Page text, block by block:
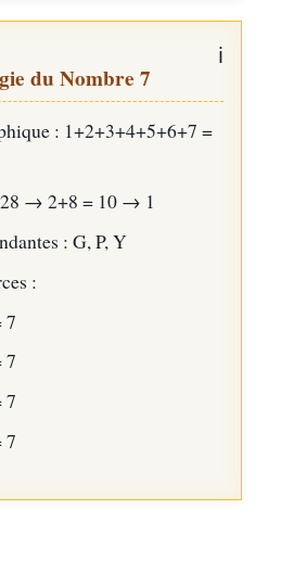
du Nombre 7
: 1+2+3+4+5+6+7 =
28 → 2+8 = 10 → 1
: G, P, Y
:
7
7
7
7